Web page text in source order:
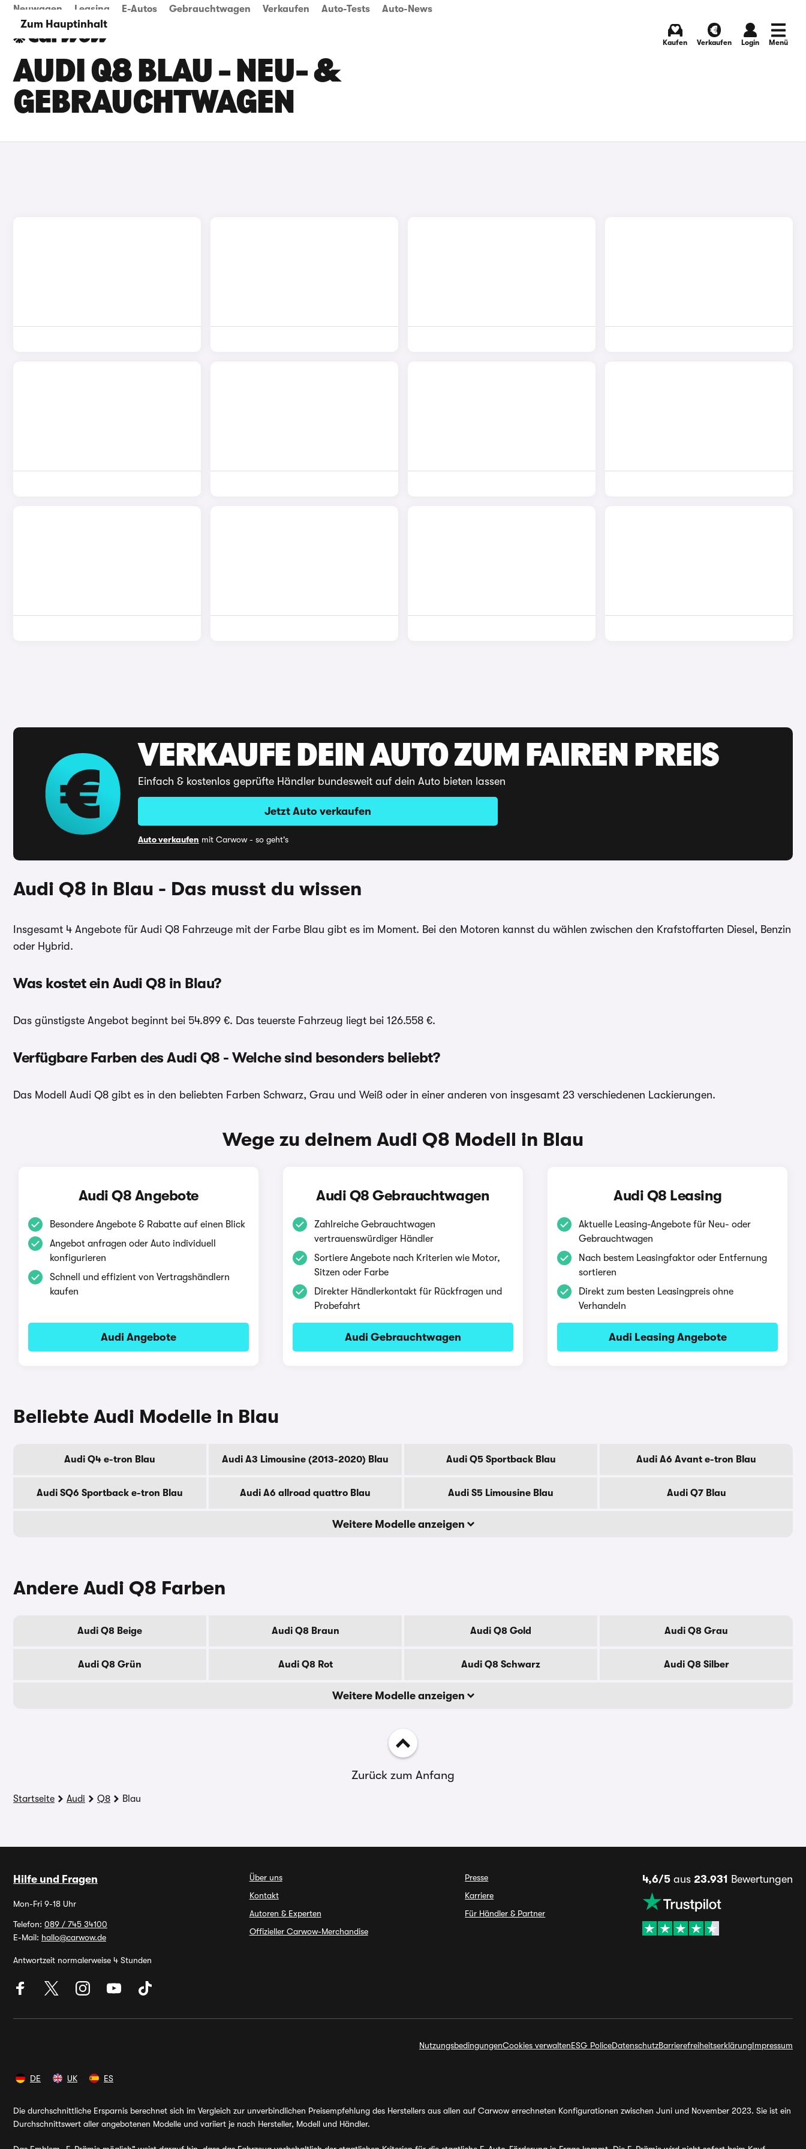
Zum Hauptinhalt
Neuwagen Leasing E-Autos Gebrauchtwagen Verkaufen Auto-Tests Auto-News
Kaufen Verkaufen Login Menü
AUDI Q8 BLAU - NEU- &
GEBRAUCHTWAGEN
VERKAUFE DEIN AUTO ZUM FAIREN PREIS
Einfach & kostenlos geprüfte Händler bundesweit auf dein Auto bieten lassen
Jetzt Auto verkaufen
Auto verkaufen mit Carwow - so geht's
Audi Q8 in Blau - Das musst du wissen
Insgesamt 4 Angebote für Audi Q8 Fahrzeuge mit der Farbe Blau gibt es im Moment. Bei den Motoren kannst du wählen zwischen den Krafstoffarten Diesel, Benzin
oder Hybrid.
Was kostet ein Audi Q8 in Blau?
Das günstigste Angebot beginnt bei 54.899 €. Das teuerste Fahrzeug liegt bei 126.558 €.
Verfügbare Farben des Audi Q8 - Welche sind besonders beliebt?
Das Modell Audi Q8 gibt es in den beliebten Farben Schwarz, Grau und Weiß oder in einer anderen von insgesamt 23 verschiedenen Lackierungen.
Wege zu deinem Audi Q8 Modell in Blau
Audi Q8 Angebote
Besondere Angebote & Rabatte auf einen Blick
Angebot anfragen oder Auto individuell
konfigurieren
Schnell und effizient von Vertragshändlern
kaufen
Audi Angebote
Audi Q8 Gebrauchtwagen
Zahlreiche Gebrauchtwagen
vertrauenswürdiger Händler
Sortiere Angebote nach Kriterien wie Motor,
Sitzen oder Farbe
Direkter Händlerkontakt für Rückfragen und
Probefahrt
Audi Gebrauchtwagen
Audi Q8 Leasing
Aktuelle Leasing-Angebote für Neu- oder
Gebrauchtwagen
Nach bestem Leasingfaktor oder Entfernung
sortieren
Direkt zum besten Leasingpreis ohne
Verhandeln
Audi Leasing Angebote
Beliebte Audi Modelle in Blau
Audi Q4 e-tron Blau Audi A3 Limousine (2013-2020) Blau Audi Q5 Sportback Blau Audi A6 Avant e-tron Blau
Audi SQ6 Sportback e-tron Blau Audi A6 allroad quattro Blau Audi S5 Limousine Blau Audi Q7 Blau
Weitere Modelle anzeigen
Andere Audi Q8 Farben
Audi Q8 Beige Audi Q8 Braun Audi Q8 Gold Audi Q8 Grau
Audi Q8 Grün Audi Q8 Rot Audi Q8 Schwarz Audi Q8 Silber
Weitere Modelle anzeigen
Zurück zum Anfang
Startseite Audi Q8 Blau
Hilfe und Fragen
Mon-Fri 9-18 Uhr
Telefon: 089 / 745 34100
E-Mail: hallo@carwow.de
Antwortzeit normalerweise 4 Stunden
Über uns
Kontakt
Autoren & Experten
Offizieller Carwow-Merchandise
Presse
Karriere
Für Händler & Partner
4,6/5aus 23.931 Bewertungen
NutzungsbedingungenCookies verwaltenESG PoliceDatenschutzBarrierefreiheitserklärungImpressum
DE UK ES
Die durchschnittliche Ersparnis berechnet sich im Vergleich zur unverbindlichen Preisempfehlung des Herstellers aus allen auf Carwow errechneten Konfigurationen zwischen Juni und November 2023. Sie ist ein
Durchschnittswert aller angebotenen Modelle und variiert je nach Hersteller, Modell und Händler.